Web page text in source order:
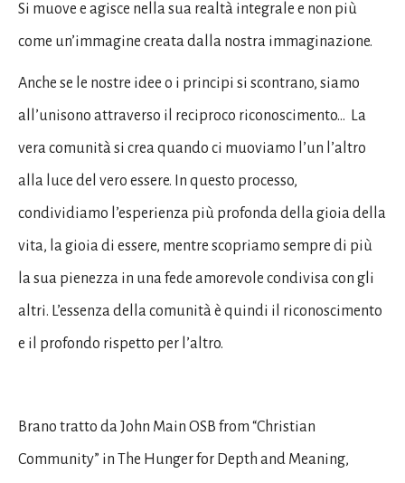
Si muove e agisce nella sua realtà integrale e non più
come un’immagine creata dalla nostra immaginazione.
Anche se le nostre idee o i principi si scontrano, siamo
all’unisono attraverso il reciproco riconoscimento… La
vera comunità si crea quando ci muoviamo l’un l’altro
alla luce del vero essere. In questo processo,
condividiamo l’esperienza più profonda della gioia della
vita, la gioia di essere, mentre scopriamo sempre di più
la sua pienezza in una fede amorevole condivisa con gli
altri. L’essenza della comunità è quindi il riconoscimento
e il profondo rispetto per l’altro.
Brano tratto da John Main OSB from “Christian
Community” in The Hunger for Depth and Meaning,